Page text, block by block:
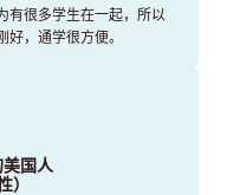
有很多学生在一起，所以
，通学很方便。
国人
）